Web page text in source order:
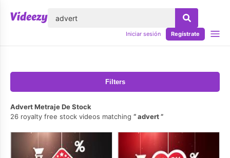
Iniciar sesión Regístrate
Filters
Advert Metraje De Stock
26 royalty free stock videos matching
advert